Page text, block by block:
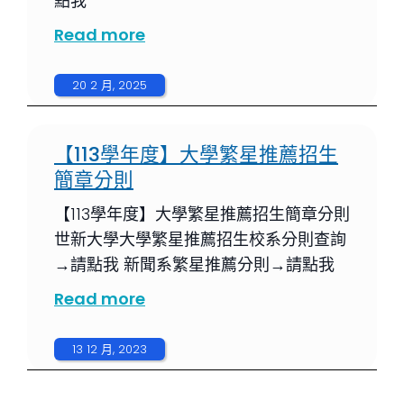
Read more
20 2 月, 2025
【113學年度】大學繁星推薦招生
簡章分則
【113學年度】大學繁星推薦招生簡章分則
世新大學大學繁星推薦招生校系分則查詢
→請點我 新聞系繁星推薦分則→請點我
Read more
13 12 月, 2023